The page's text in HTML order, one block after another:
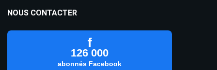
NOUS CONTACTER
f
126 000
abonnés Facebook